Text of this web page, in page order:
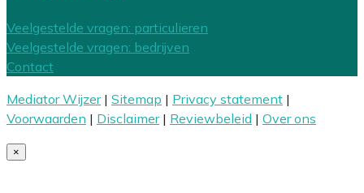
Veelgestelde vragen: particulieren
Veelgestelde vragen: bedrijven
Contact
Mediator Wijzer| Sitemap | Privacy statement |
Voorwaarden | Disclaimer| Reviewbeleid | Over ons
×